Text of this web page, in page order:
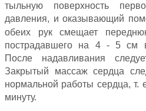
тыльную поверхность
давления, и оказывающий
обеих рук смещает
пострадавшего на 4 - 5 см в
После надавливания
Закрытый массаж сердца
нормальной работы сердца, т.
минуту.